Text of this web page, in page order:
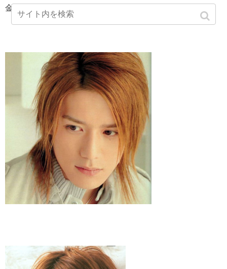
金髪の滝沢秀明さんは比較的長めが多かったですね。